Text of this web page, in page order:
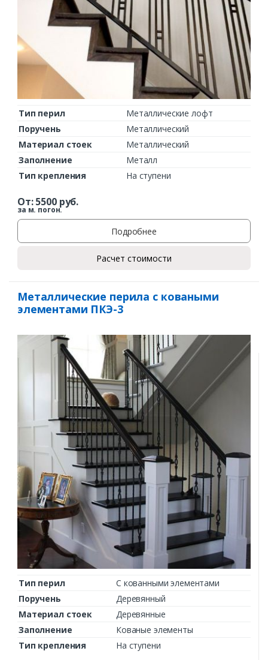
Тип перил
Металлические лофт
Поручень
Металлический
Материал стоек
Металлический
Заполнение
Металл
Тип крепления
На ступени
От:5500руб.
за м. погон.
Подробнее
Расчет стоимости
Металлические перила с коваными
элементами ПКЭ-3
Тип перил
С кованными элементами
Поручень
Деревянный
Материал стоек
Деревянные
Заполнение
Кованые элементы
Тип крепления
На ступени